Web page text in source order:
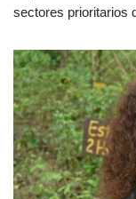
sectores prioritarios